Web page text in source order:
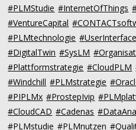
#PLMStudie #InternetOfThings
#VentureCapital
#PLMtechnologie
#DigitalTwin #SysLM
#Plattformstrategie #CloudPLM
#Windchill #PLMstrategie
#PIPLMx #ProstepIvip
#CloudCAD #Cadenas
#PLMstudie #PLMnutzen